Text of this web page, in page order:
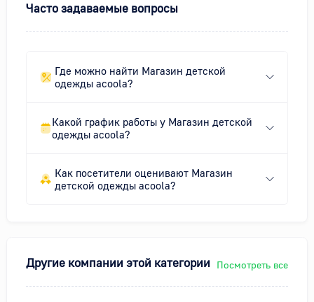
Часто задаваемые вопросы
Где можно найти Магазин детской
одежды acoola?
Какой график работы у Магазин детской
одежды acoola?
Как посетители оценивают Магазин
детской одежды acoola?
Другие компании этой категории Посмотреть все